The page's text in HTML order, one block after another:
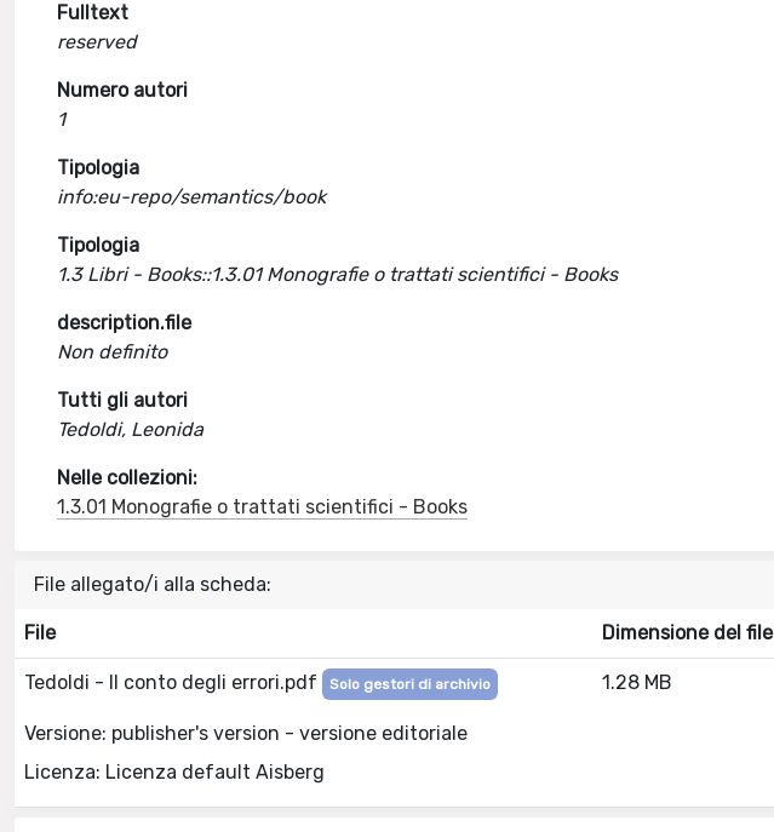
Fulltext
reserved
Numero autori
1
Tipologia
info:eu-repo/semantics/book
Tipologia
1.3 Libri - Books::1.3.01 Monografie o trattati scientifici - Books
description.file
Non definito
Tutti gli autori
Tedoldi, Leonida
Nelle collezioni:
1.3.01 Monografie o trattati scientifici - Books
File allegato/i alla scheda:
File Dimensione del file
Tedoldi - Il conto degli errori.pdf Solo gestori di archivio
Versione: publisher's version - versione editoriale
Licenza: Licenza default Aisberg
1.28 MB